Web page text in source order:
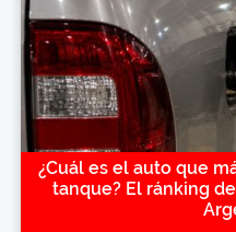
¿Cuál es el auto que
tanque? El ránking